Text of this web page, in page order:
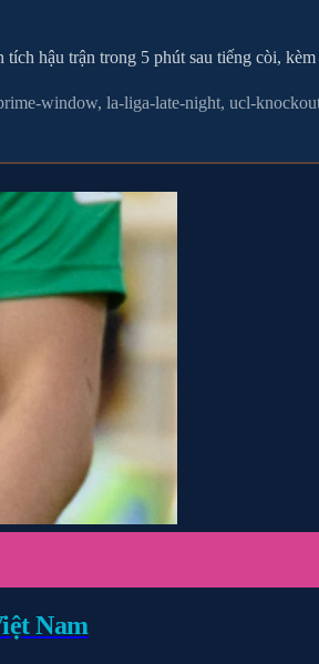
hậu trận trong 5 phút sau tiếng còi,
window, la-liga-late-night, ucl-
Nam